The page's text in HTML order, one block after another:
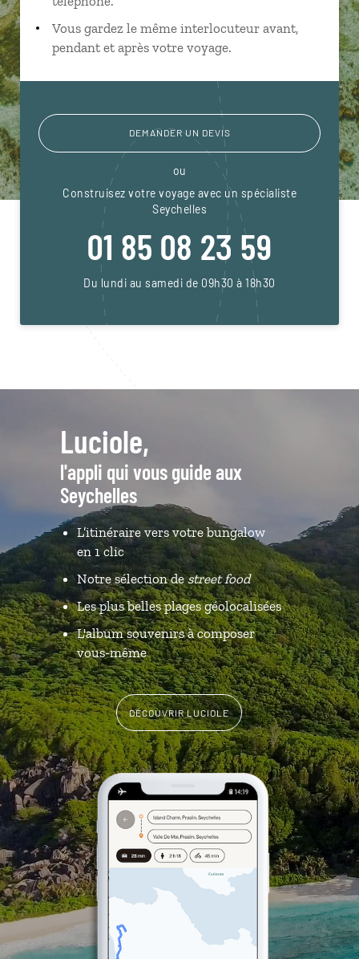
Vous gardez le même interlocuteur avant,
pendant et après votre voyage.
DEMANDER UN DEVIS
ou
Construisez votre voyage avec un spécialiste
Seychelles
01 85 08 23 59
Du lundi au samedi de 09h30 à 18h30
Luciole,
l'appli qui vous guide aux
Seychelles
L’itinéraire vers votre bungalow
en 1 clic
Notre sélection destreet food
Les plus belles plages géolocalisées
L'album souvenirs à composer
vous-même
DÉCOUVRIR LUCIOLE